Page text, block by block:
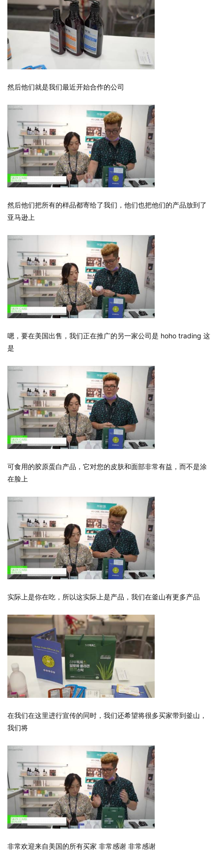
然后他们就是我们最近开始合作的公司
然后他们把所有的样品都寄给了我们，他们也把他们的产品放到了
亚马逊上
嗯，要在美国出售，我们正在推广的另一家公司是 hoho trading 这
是
可食用的胶原蛋白产品，它对您的皮肤和面部非常有益，而不是涂
在脸上
实际上是你在吃，所以这实际上是产品，我们在釜山有更多产品
在我们在这里进行宣传的同时，我们还希望将很多买家带到釜山，
我们将
非常欢迎来自美国的所有买家 非常感谢 非常感谢